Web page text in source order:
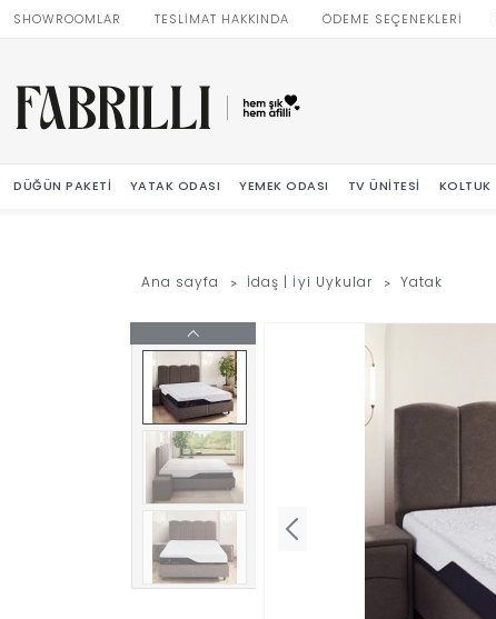
SHOWROOMLAR TESLİMAT HAKKINDA ÖDEME SEÇENEKLERİ
DÜĞÜN PAKETI YATAK ODASI YEMEK ODASI TV ÜNITESI KOLTUK
Ana sayfa İdaş | İyi Uykular Yatak